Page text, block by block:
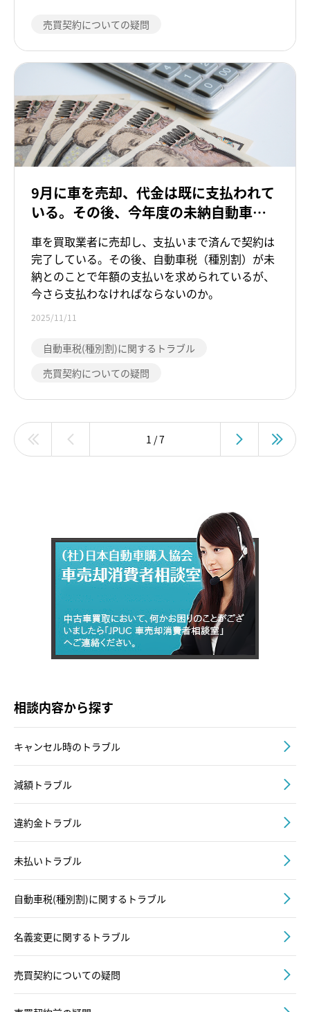
売買契約についての疑問
9月に車を売却、代金は既に支払われて
いる。その後、今年度の未納自動車税
の支払いを求められているが、支払う
義務はあるのか。
車を買取業者に売却し、支払いまで済んで契約は
完了している。その後、自動車税（種別割）が未
納とのことで年額の支払いを求められているが、
今さら支払わなければならないのか。
2025/11/11
自動車税(種別割)に関するトラブル
売買契約についての疑問
1 / 7
相談内容から探す
キャンセル時のトラブル
減額トラブル
違約金トラブル
未払いトラブル
自動車税(種別割)に関するトラブル
名義変更に関するトラブル
売買契約についての疑問